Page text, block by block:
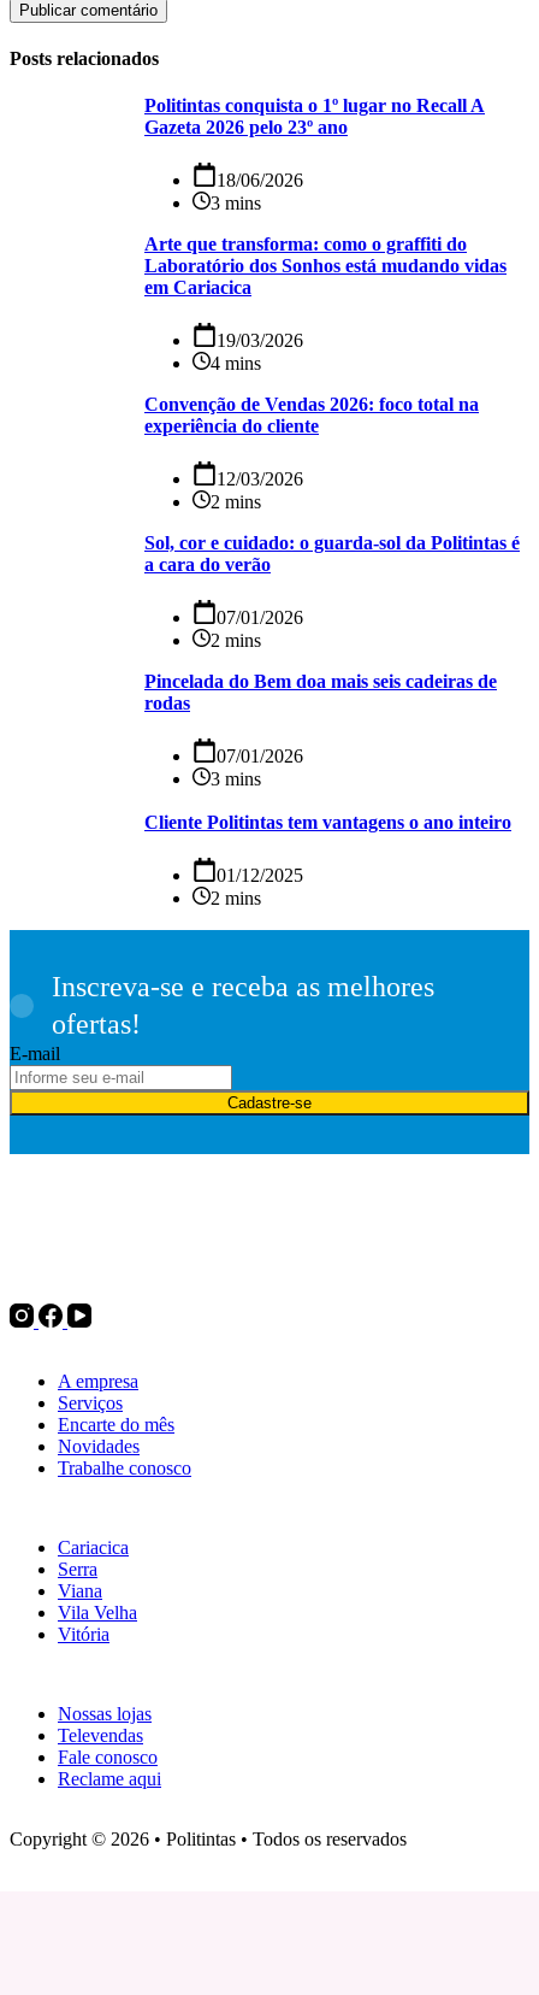
Publicar comentário
Posts relacionados
Politintas conquista o 1º lugar no Recall A
Gazeta 2026 pelo 23º ano
18/06/2026
3 mins
Arte que transforma: como o graffiti do
Laboratório dos Sonhos está mudando vidas
em Cariacica
19/03/2026
4 mins
Convenção de Vendas 2026: foco total na
experiência do cliente
12/03/2026
2 mins
Sol, cor e cuidado: o guarda-sol da Politintas é
a cara do verão
07/01/2026
2 mins
Pincelada do Bem doa mais seis cadeiras de
rodas
07/01/2026
3 mins
Cliente Politintas tem vantagens o ano inteiro
01/12/2025
2 mins
Inscreva-se e receba as melhores
ofertas!
E-mail
Cadastre-se
A empresa
Serviços
Encarte do mês
Novidades
Trabalhe conosco
Cariacica
Serra
Viana
Vila Velha
Vitória
Nossas lojas
Televendas
Fale conosco
Reclame aqui
Copyright © 2026 • Politintas • Todos os reservados